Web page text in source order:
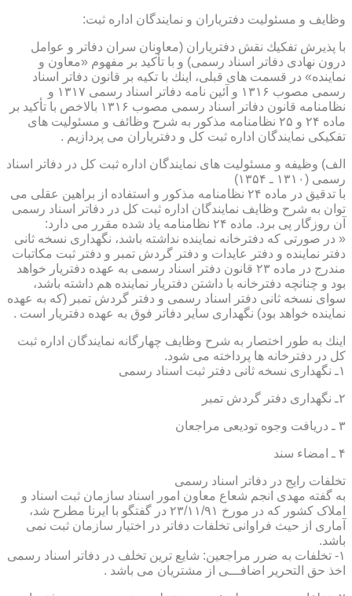
وظایف و مسئولیت دفتریاران و نمایندگان اداره ثبت:
با پذیرش تفكیك نقش دفتریاران (معاونان سران دفاتر و عوامل
درون نهادی دفاتر اسناد رسمی) و با تأكید بر مفهوم «معاون و
نماینده» در قسمت های قبلی، اینك با تكیه بر قانون دفاتر اسناد
رسمی مصوب ۱۳۱۶ و آئین نامه دفاتر اسناد رسمی ۱۳۱۷ و
نظامنامه قانون دفاتر اسناد رسمی مصوب ۱۳۱۶ بالاخص با تأكید بر
ماده ۲۴ و ۲۵ نظامنامه مذكور به شرح وظائف و مسئولیت های
تفكیكی نمایندگان اداره ثبت كل و دفتریاران می پردازیم .
الف) وظیفه و مسئولیت های نمایندگان اداره ثبت كل در دفاتر اسناد
رسمی (۱۳۱۰ ـ ۱۳۵۴)
با تدقیق در ماده ۲۴ نظامنامه مذكور و استفاده از براهین عقلی می
توان به شرح وظایف نمایندگان اداره ثبت كل در دفاتر اسناد رسمی
آن روزگار پی برد. ماده ۲۴ نظامنامه یاد شده مقرر می دارد:
« در صورتی كه دفترخانه نماینده نداشته باشد، نگهداری نسخه ثانی
دفتر نماینده و دفتر عایدات و دفتر گردش تمبر و دفتر ثبت مكاتبات
مندرج در ماده ۲۳ قانون دفتر اسناد رسمی به عهده دفتریار خواهد
بود و چنانچه دفترخانه با داشتن دفتریار نماینده هم داشته باشد،
سوای نسخه ثانی دفتر اسناد رسمی و دفتر گردش تمبر (كه به عهده
نماینده خواهد بود) نگهداری سایر دفاتر فوق به عهده دفتریار است .
اینك به طور اختصار به شرح وظایف چهارگانه نمایندگان اداره ثبت
كل در دفترخانه ها پرداخته می شود.
۱ـ نگهداری نسخه ثانی دفتر ثبت اسناد رسمی
۲ـ نگهداری دفتر گردش تمبر
۳ ـ دریافت وجوه تودیعی مراجعان
۴ ـ امضاء سند
تخلفات رایج در دفاتر اسناد رسمی
به گفته مهدی انجم شعاع معاون امور اسناد سازمان ثبت اسناد و
املاک کشور که در مورخ ۲۳/۱۱/۹۱ در گفتگو با ایرنا مطرح شد،
آماری از حیث فراوانی تخلفات دفاتر در اختیار سازمان ثبت نمی
باشد.
۱- تخلفات به ضرر مراجعین: شایع ترین تخلف در دفاتر اسناد رسمی
اخذ حق التحریر اضافـــی از مشتریان می باشد .